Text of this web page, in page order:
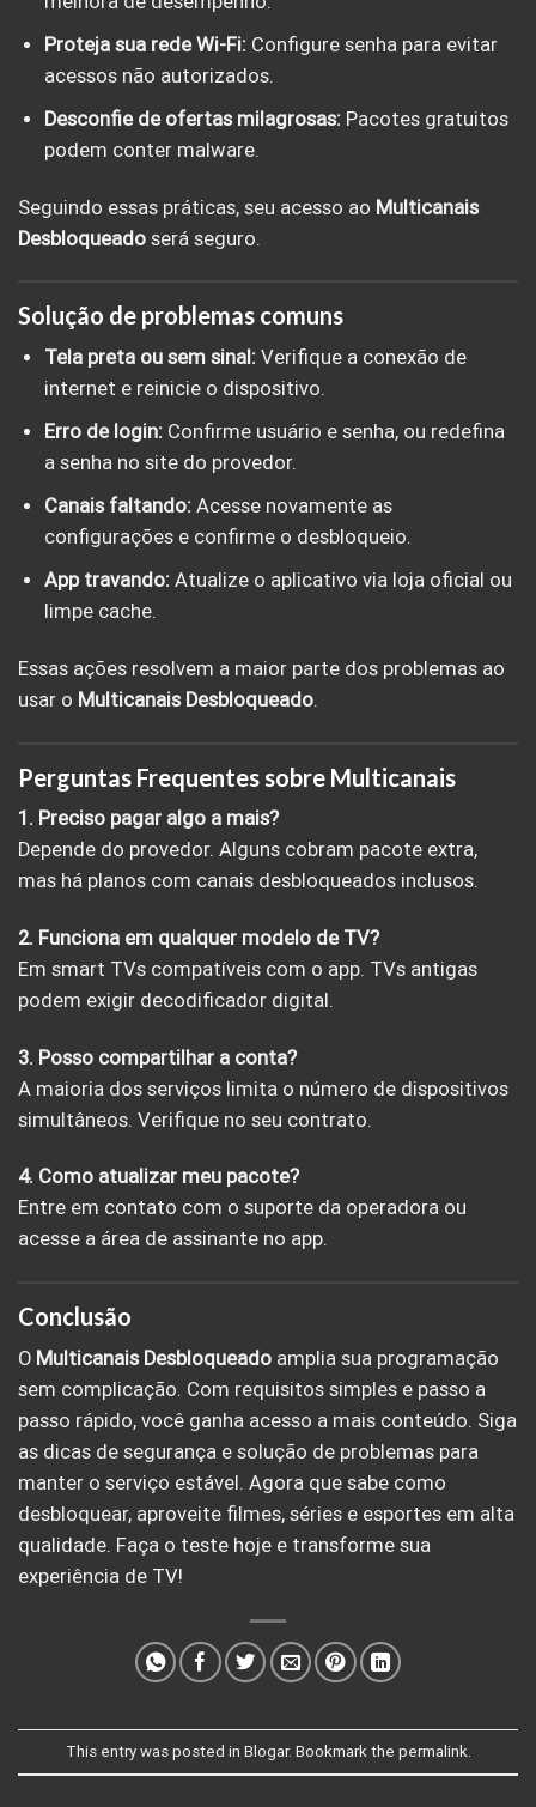
Proteja sua rede Wi-Fi: Configure senha para evitar
acessos não autorizados.
Desconfie de ofertas milagrosas: Pacotes gratuitos
podem conter malware.
Seguindo essas práticas, seu acesso ao Multicanais
Desbloqueado será seguro.
Solução de problemas comuns
Tela preta ou sem sinal: Verifique a conexão de
internet e reinicie o dispositivo.
Erro de login: Confirme usuário e senha, ou redefina
a senha no site do provedor.
Canais faltando: Acesse novamente as
configurações e confirme o desbloqueio.
App travando: Atualize o aplicativo via loja oficial ou
limpe cache.
Essas ações resolvem a maior parte dos problemas ao
usar o Multicanais Desbloqueado.
Perguntas Frequentes sobre Multicanais
1. Preciso pagar algo a mais?
Depende do provedor. Alguns cobram pacote extra,
mas há planos com canais desbloqueados inclusos.
2. Funciona em qualquer modelo de TV?
Em smart TVs compatíveis com o app. TVs antigas
podem exigir decodificador digital.
3. Posso compartilhar a conta?
A maioria dos serviços limita o número de dispositivos
simultâneos. Verifique no seu contrato.
4. Como atualizar meu pacote?
Entre em contato com o suporte da operadora ou
acesse a área de assinante no app.
Conclusão
O MulticanaisDesbloqueado amplia sua programação
sem complicação. Com requisitos simples e passo a
passo rápido, você ganha acesso a mais conteúdo. Siga
as dicas de segurança e solução de problemas para
manter o serviço estável. Agora que sabe como
desbloquear, aproveite filmes, séries e esportes em alta
qualidade. Faça o teste hoje e transforme sua
experiência de TV!
This entry was posted in Blogar. Bookmark the permalink